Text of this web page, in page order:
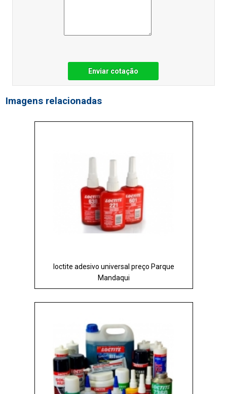
Enviar cotação
Imagens relacionadas
loctite adesivo universal preço Parque
Mandaqui